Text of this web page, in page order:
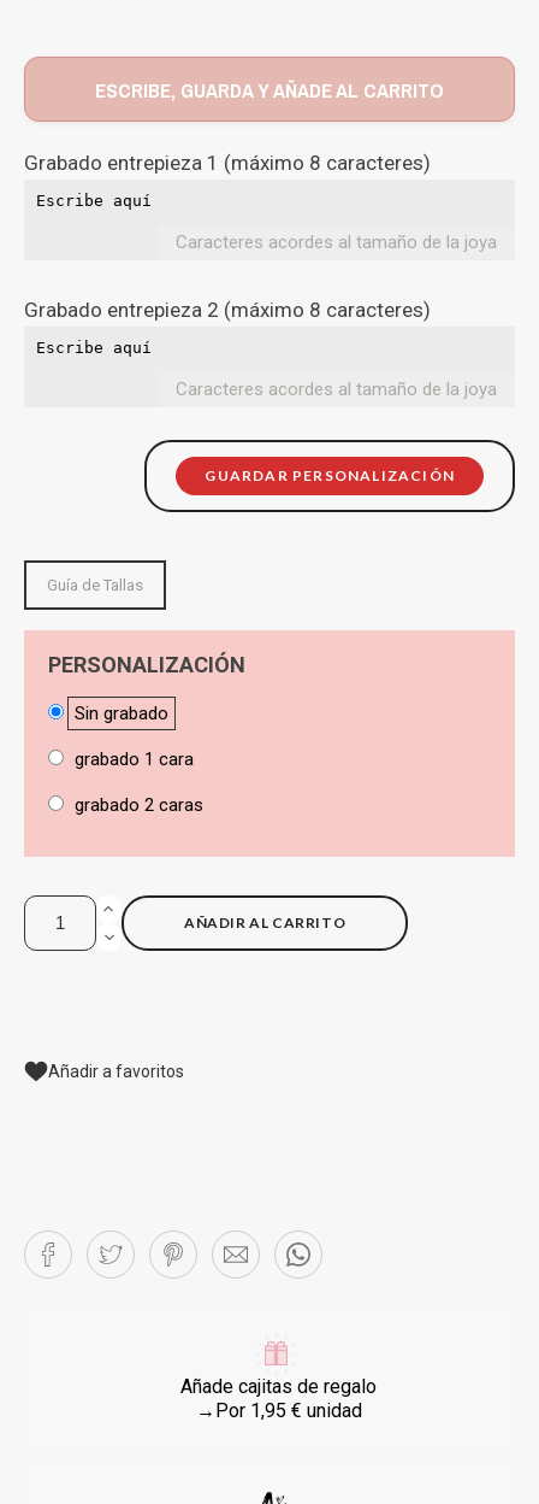
ESCRIBE, GUARDA Y AÑADE AL CARRITO
Grabado entrepieza 1 (máximo 8 caracteres)
Caracteres acordes al tamaño de la joya
Grabado entrepieza 2 (máximo 8 caracteres)
Caracteres acordes al tamaño de la joya
GUARDAR PERSONALIZACIÓN
Guía de Tallas
PERSONALIZACIÓN
Sin grabado
grabado 1 cara
grabado 2 caras
AÑADIR AL CARRITO
Añadir a favoritos
Añade cajitas de regalo
→Por 1,95 € unidad